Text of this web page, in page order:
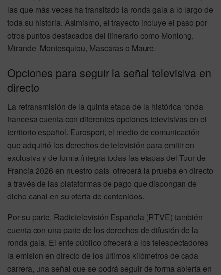
las que más veces ha transitado la ronda gala a lo largo de
toda su historia. Asimismo, el trayecto incluye el paso por
otros puntos destacados del itinerario como Monlong,
Mirande, Montesquiou, Mascaras o Maure.
Opciones para seguir la señal televisiva en
directo
La retransmisión de la quinta etapa de la histórica ronda
francesa cuenta con diferentes opciones televisivas en el
territorio español. Eurosport, el medio de comunicación
que adquirió los derechos de televisión para emitir en
exclusiva y de forma íntegra todas las etapas del Tour de
Francia 2026 en nuestro país, ofrecerá la prueba en directo
a través de las plataformas de pago que dispongan de
dicho canal en su oferta de contenidos.
Por su parte, Radiotelevisión Española (RTVE) también
cuenta con una parte de los derechos de difusión de la
ronda gala. El ente público ofrecerá a los telespectadores
la emisión en directo de los últimos kilómetros de cada
carrera, una señal que se podrá seguir de forma abierta en